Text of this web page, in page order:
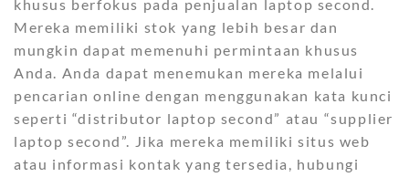
khusus berfokus pada penjualan laptop second.
Mereka memiliki stok yang lebih besar dan
mungkin dapat memenuhi permintaan khusus
Anda. Anda dapat menemukan mereka melalui
pencarian online dengan menggunakan kata kunci
seperti “distributor laptop second” atau “supplier
laptop second”. Jika mereka memiliki situs web
atau informasi kontak yang tersedia, hubungi